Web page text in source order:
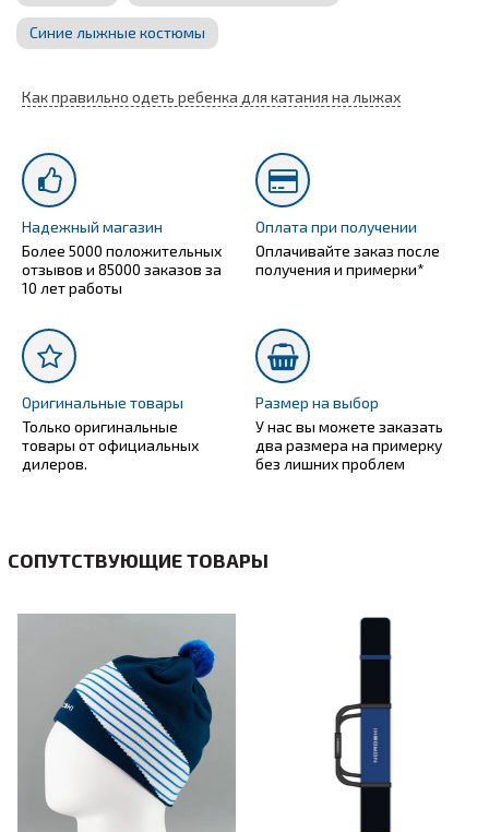
Синие лыжные костюмы
Как правильно одеть ребенка для катания на лыжах
Надежный магазин
Более 5000 положительных
отзывов и 85000 заказов за
10 лет работы
Оплата при получении
Оплачивайте заказ после
получения и примерки*
Оригинальные товары
Только оригинальные
товары от официальных
дилеров.
Размер на выбор
У нас вы можете заказать
два размера на примерку
без лишних проблем
СОПУТСТВУЮЩИЕ ТОВАРЫ